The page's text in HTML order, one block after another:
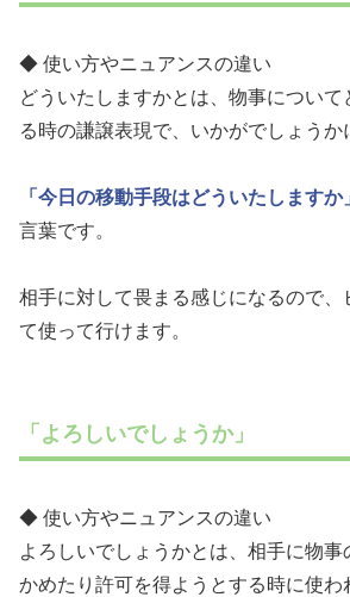
◆ 使い方やニュアンスの違い
どういたしますかとは、物事につい
る時の謙譲表現で、いかがでしょうか
「今日の移動手段はどういたしますか
言葉です。
相手に対して畏まる感じになるので、
て使って行けます。
「よろしいでしょうか」
◆ 使い方やニュアンスの違い
よろしいでしょうかとは、相手に物
かめたり許可を得ようとする時に使わ